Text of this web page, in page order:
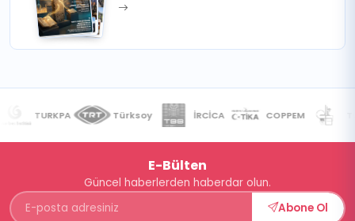
TURKPA Türksoy İRCİCA COPPEM
E-Bülten
Güncel haberlerden haberdar olun.
Abone Ol